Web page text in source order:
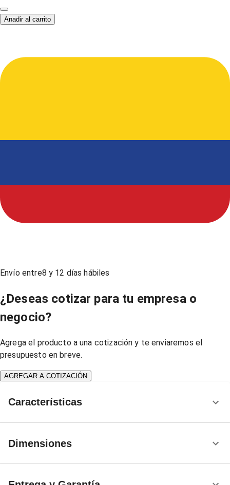
Anadir al carrito
Envío entre8 y 12 días hábiles
¿Deseas cotizar para tu empresa o
negocio?
Agrega el producto a una cotización y te enviaremos el
presupuesto en breve.
AGREGAR A COTIZACIÓN
Características
Dimensiones